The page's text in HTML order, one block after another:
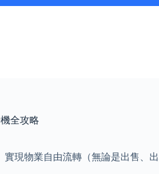
全攻略
現物業自由流轉（無論是出售